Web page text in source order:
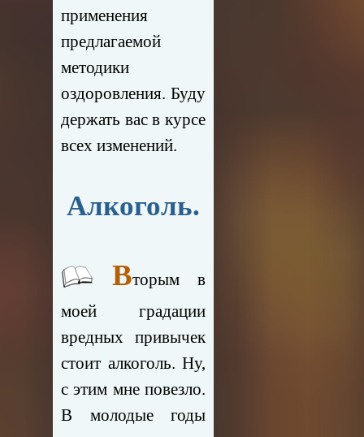
применения
предлагаемой
методики
оздоровления. Буду
держать вас в курсе
всех изменений.
Алкоголь.
Вторым в
моей градации
вредных привычек
стоит алкоголь. Ну,
с этим мне повезло.
В молодые годы